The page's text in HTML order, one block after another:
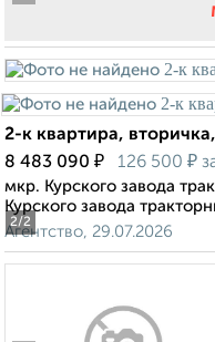
2/2
2-к квартира,
8 483 090 ₽ 126 500 ₽
мкр. Курского завода
Курского завода
Агентство, 29.07.2026